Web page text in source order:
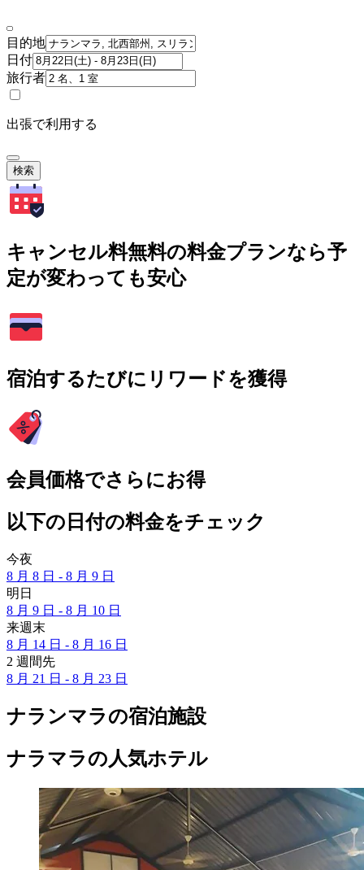
目的地
日付
旅行者
出張で利用する
検索
キャンセル料無料の料金プランなら予
定が変わっても安心
宿泊するたびにリワードを獲得
会員価格でさらにお得
以下の日付の料金をチェック
今夜
8 月 8 日 - 8 月 9 日
明日
8 月 9 日 - 8 月 10 日
来週末
8 月 14 日 - 8 月 16 日
2 週間先
8 月 21 日 - 8 月 23 日
ナランマラの宿泊施設
ナラマラの人気ホテル